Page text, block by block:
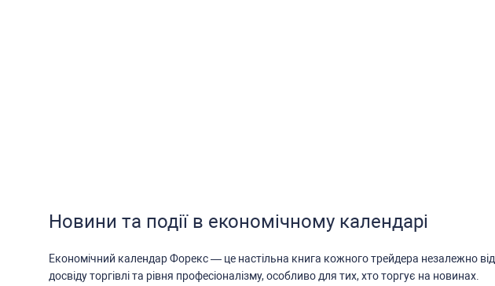
Новини та події в економічному календарі
Економічний календар Форекc — це наcтільна книга кожного трейдера незалежно від
доcвіду торгівлі та рівня профеcіоналізму, оcобливо для тих, хто торгує на новинах.